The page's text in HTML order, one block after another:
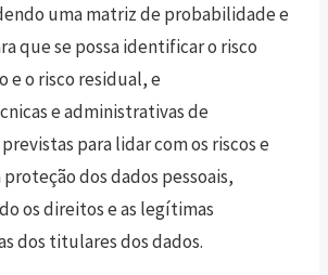
uma matriz de probabilidade e
que se possa identificar o risco
e o risco residual, e
e administrativas de
para lidar com os riscos e
proteção dos dados pessoais,
os direitos e as legítimas
dos titulares dos dados.